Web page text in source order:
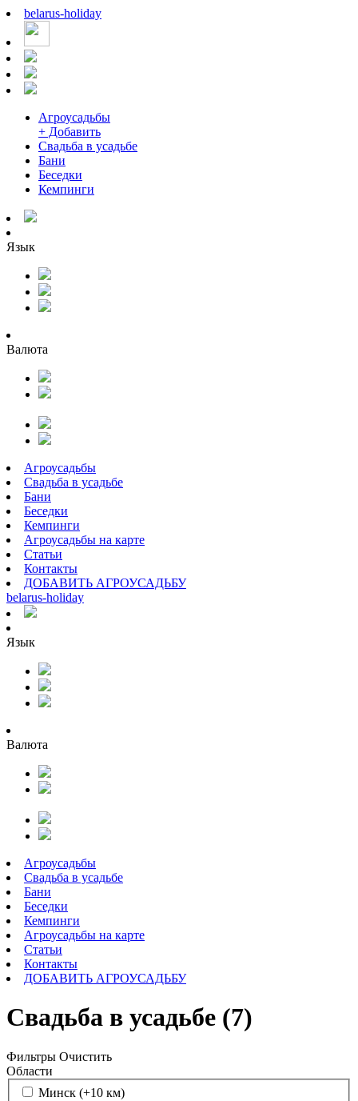
belarus-holiday
Агроусадьбы
+ Добавить
Свадьба в усадьбе
Бани
Беседки
Кемпинги
Язык
Валюта
Агроусадьбы
Свадьба в усадьбе
Бани
Беседки
Кемпинги
Агроусадьбы на карте
Статьи
Контакты
ДОБАВИТЬ АГРОУСАДЬБУ
belarus-holiday
Язык
Валюта
Агроусадьбы
Свадьба в усадьбе
Бани
Беседки
Кемпинги
Агроусадьбы на карте
Статьи
Контакты
ДОБАВИТЬ АГРОУСАДЬБУ
Свадьба в усадьбе (7)
Фильтры Очистить
Области
Минск (+10 км)